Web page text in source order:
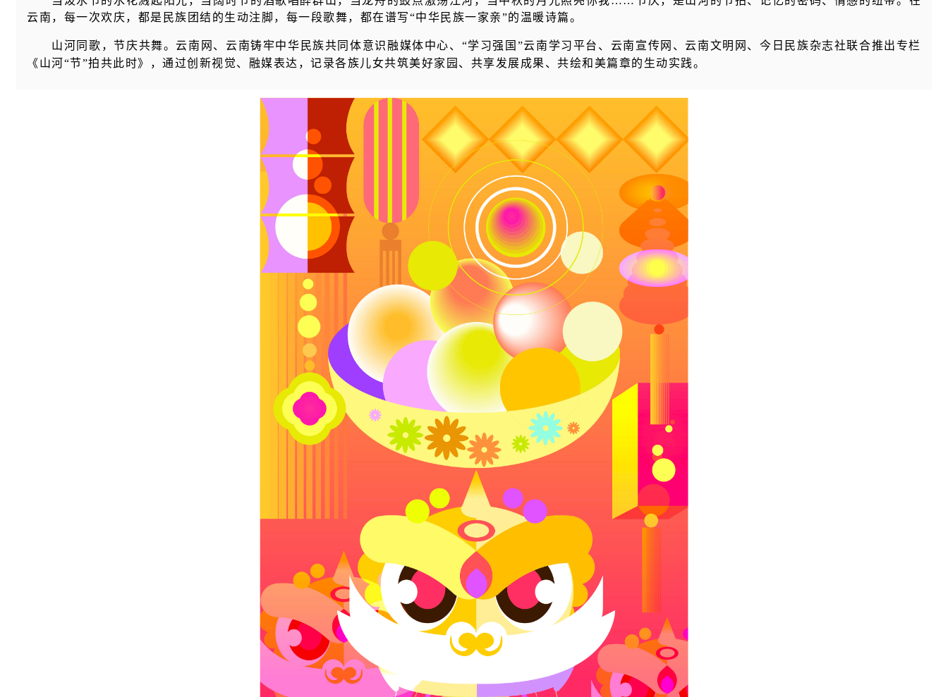
云南，每一次欢庆，都是民族团结的生动注脚，每一段歌舞，都在谱写“中华民族一家亲”的温暖诗篇。
山河同歌，节庆共舞。云南网、云南铸牢中华民族共同体意识融媒体中心、“学习强国”云南学习平台、云南宣传网、云南文明网、今日民族杂志社联合推出专栏
《山河“节”拍共此时》，通过创新视觉、融媒表达，记录各族儿女共筑美好家园、共享发展成果、共绘和美篇章的生动实践。